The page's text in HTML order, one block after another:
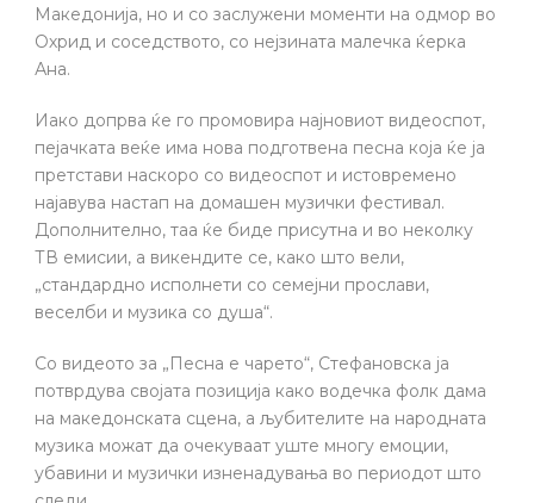
Македонија, но и со заслужени моменти на одмор во
Охрид и соседството, со нејзината малечка ќерка
Ана.
Иако допрва ќе го промовира најновиот видеоспот,
пејачката веќе има нова подготвена песна која ќе ја
претстави наскоро со видеоспот и истовремено
најавува настап на домашен музички фестивал.
Дополнително, таа ќе биде присутна и во неколку
ТВ емисии, а викендите се, како што вели,
„стандардно исполнети со семејни прослави,
веселби и музика со душа“.
Со видеото за „Песна е чарето“, Стефановска ја
потврдува својата позиција како водечка фолк дама
на македонската сцена, а љубителите на народната
музика можат да очекуваат уште многу емоции,
убавини и музички изненадувања во периодот што